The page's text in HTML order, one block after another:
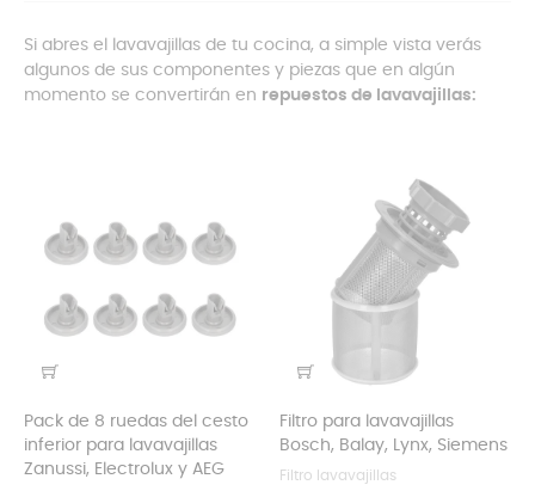
Si abres el lavavajillas de tu cocina, a simple vista verás
algunos de sus componentes y piezas que en algún
momento se convertirán en repuestos de lavavajillas:
Pack de 8 ruedas del cesto
inferior para lavavajillas
Zanussi, Electrolux y AEG
Filtro para lavavajillas
Bosch, Balay, Lynx, Siemens
Filtro lavavajillas